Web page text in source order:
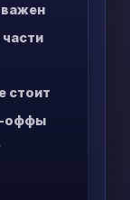
стоит
оффы